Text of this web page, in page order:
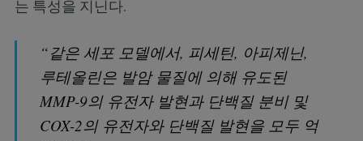
는 특성을 지닌다.
“같은 세포 모델에서, 피세틴, 아피제닌,
루테올린은 발암 물질에 의해 유도된
MMP-9의 유전자 발현과 단백질 분비 및
COX-2의 유전자와 단백질 발현을 모두 억